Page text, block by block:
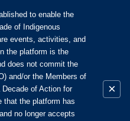
to enable the
of Indigenous
events, activities, and
the platform is the
does not commit the
and/or the Members of
of Action for
that the platform has
no longer accepts
×